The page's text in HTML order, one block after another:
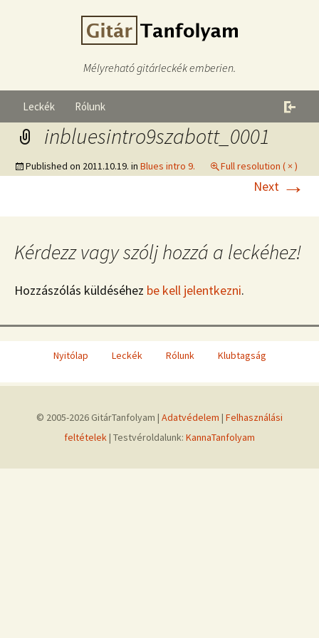
Mélyreható gitárleckék emberien.
Leckék Rólunk
inbluesintro9szabott_0001
Published on 2011.10.19. in Blues intro 9. Full resolution ( × )
Next →
Kérdezz vagy szólj hozzá a leckéhez!
Hozzászólás küldéséhez be kell jelentkezni.
Nyitólap Leckék Rólunk Klubtagság
© 2005-2026 GitárTanfolyam | Adatvédelem | Felhasználási
feltételek| Testvéroldalunk: KannaTanfolyam